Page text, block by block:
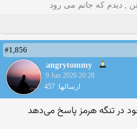
, دیدم که جانم می رود
#1,856
angrytommy
9 Jun 2026 20:28
ارسالها: 457
در تنگه هرمز پاسخ می‌دهد